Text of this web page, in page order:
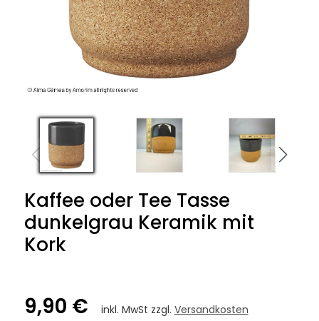
Kaffee oder Tee Tasse
dunkelgrau Keramik mit
Kork
9,90 € inkl. MwSt zzgl. Versandkosten